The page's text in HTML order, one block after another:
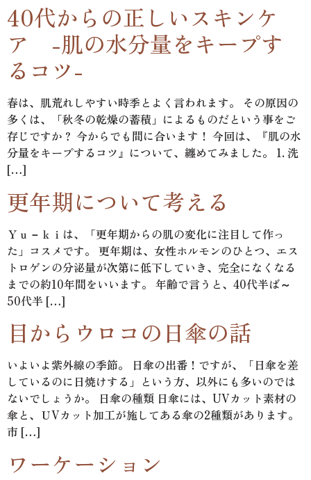
40代からの正しいスキンケ
ア -肌の水分量をキープす
るコツ-
春は、肌荒れしやすい時季とよく言われます。 その原因の
多くは、「秋冬の乾燥の蓄積」によるものだという事をご
存じですか？ 今からでも間に合います！ 今回は、『肌の水
分量をキープするコツ』について、纏めてみました。 1. 洗
[…]
更年期について考える
Ｙｕ－ｋｉは、「更年期からの肌の変化に注目して作っ
た」コスメです。 更年期は、女性ホルモンのひとつ、エス
トロゲンの分泌量が次第に低下していき、完全になくなる
までの約10年間をいいます。 年齢で言うと、40代半ば～
50代半 […]
目からウロコの日傘の話
いよいよ紫外線の季節。 日傘の出番！ですが、「日傘を差
しているのに日焼けする」という方、以外にも多いのでは
ないでしょうか。 日傘の種類 日傘には、UVカット素材の
傘と、ＵVカット加工が施してある傘の2種類があります。
市 […]
ワーケーション